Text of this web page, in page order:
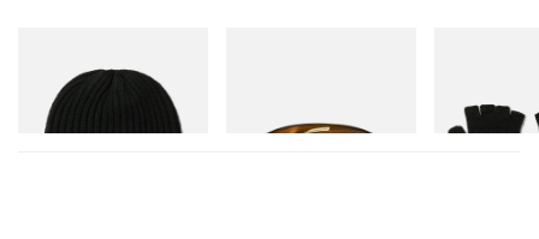
Watch Cap - Shetland Wool
立刻购入
立刻购入